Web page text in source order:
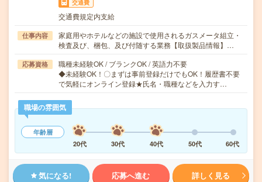
交通費
交通費規定内支給
仕事内容
家庭用やホテルなどの施設で使用されるガスメータ組立・
検査及び、梱包、及び付随する業務【取扱製品情報】…
応募資格
職種未経験OK / ブランクOK / 英語力不要
◆未経験OK！〇まずは事前登録だけでもOK！履歴書不要
で気軽にオンライン登録★氏名・職種などを入力す…
職場の雰囲気
年齢層
20代
30代 40代 50代 60代
気になる! 応募へ進む 詳しく見る